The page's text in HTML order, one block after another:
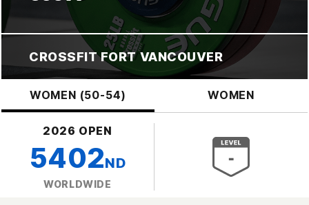
CROSSFIT FORT VANCOUVER
WOMEN (50-54) WOMEN
2026 OPEN
5402ND
WORLDWIDE